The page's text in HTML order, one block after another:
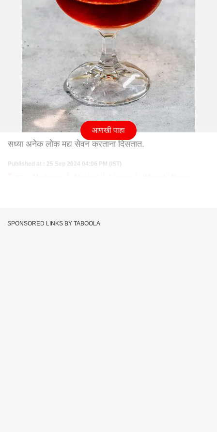
सध्या अनेक लोक मद्य सेवन करताना दिसतात.
Published at : 25 Sep 2024 04:06 PM (IST)
आणखी पाहा
SPONSORED LINKS BY TABOOLA